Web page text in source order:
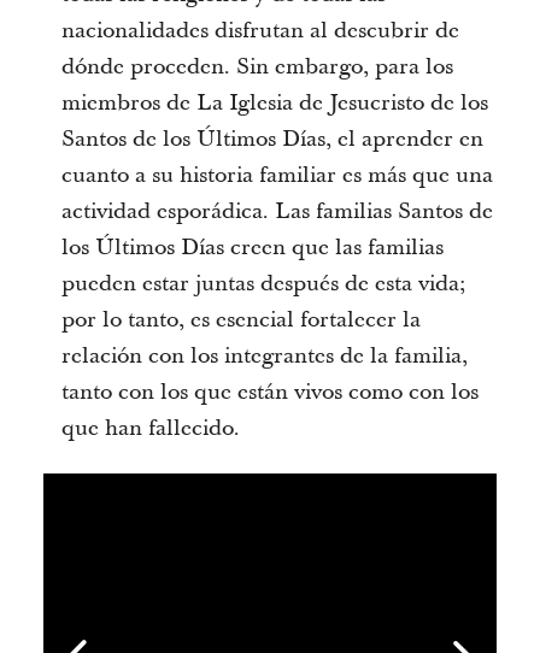
nacionalidades disfrutan al descubrir de
dónde proceden. Sin embargo, para los
miembros de La Iglesia de Jesucristo de los
Santos de los Últimos Días, el aprender en
cuanto a su historia familiar es más que una
actividad esporádica. Las familias Santos de
los Últimos Días creen que las familias
pueden estar juntas después de esta vida;
por lo tanto, es esencial fortalecer la
relación con los integrantes de la familia,
tanto con los que están vivos como con los
que han fallecido.